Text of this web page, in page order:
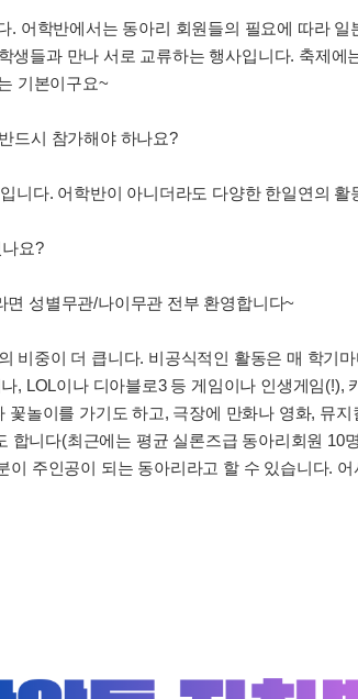
어학반에서는 동아리 회원들의 필요에 따라
생들과 만나 서로 교류하는 행사입니다. 축제에
기본이구요~
드시 참가해야 하나요?
니다. 어학반이 아니더라도 다양한 한일연의 활
요?
성별무관/나이무관 전부 환영합니다~
비중이 더 큽니다. 비공식적인 활동은 매 학기
, LOL이나 디아블로3 등 게임이나 인생게임(!),
놀이를 가기도 하고, 극장에 만화나 영화, 뮤
합니다(최근에는 평균 실론즈급 동아리회원 10
주인공이 되는 동아리라고 할 수 있습니다.